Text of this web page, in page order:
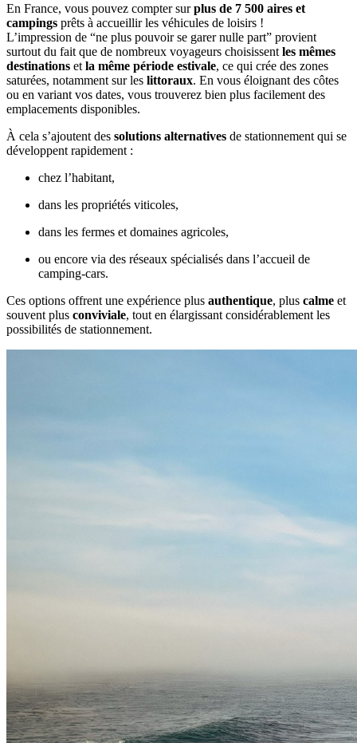
En France, vous pouvez compter surplus de 7 500 aires et
campings prêts à accueillir les véhicules de loisirs !
L’impression de “ne plus pouvoir se garer nulle part” provient
surtout du fait que de nombreux voyageurs choisissent les mêmes
destinations et la même période estivale, ce qui crée des zones
saturées, notamment sur les littoraux. En vous éloignant des côtes
ou en variant vos dates, vous trouverez bien plus facilement des
emplacements disponibles.
À cela s’ajoutent des solutions alternatives de stationnement qui se
développent rapidement :
chez l’habitant,
dans les propriétés viticoles,
dans les fermes et domaines agricoles,
ou encore via des réseaux spécialisés dans l’accueil de
camping‑cars.
Ces options offrent une expérience plus authentique, plus calme et
souvent plus conviviale, tout en élargissant considérablement les
possibilités de stationnement.